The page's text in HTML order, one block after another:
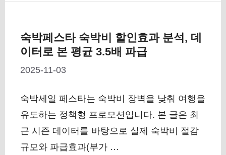
숙박페스타 숙박비 할인효과 분석, 데
이터로 본 평균 3.5배 파급
2025-11-03
숙박세일 페스타는 숙박비 장벽을 낮춰 여행을
유도하는 정책형 프로모션입니다. 본 글은 최
근 시즌 데이터를 바탕으로 실제 숙박비 절감
규모와 파급효과(부가 …